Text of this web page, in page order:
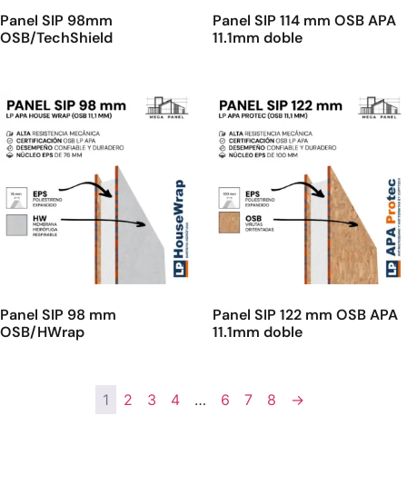
Panel SIP 98mm
OSB/TechShield
Panel SIP 114 mm OSB APA
11.1mm doble
Panel SIP 98 mm
OSB/HWrap
Panel SIP 122 mm OSB APA
11.1mm doble
1 2 3 4 … 6 7 8 →